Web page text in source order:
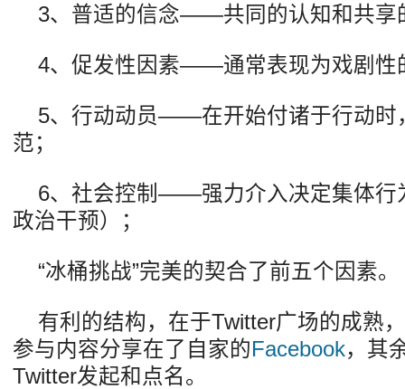
3、普适的信念——共同的认知和共享
4、促发性因素——通常表现为戏剧性
5、行动动员——在开始付诸于行动时
范；
6、社会控制——强力介入决定集体行
政治干预）；
“冰桶挑战”完美的契合了前五个因素。
有利的结构，在于Twitter广场的成熟
参与内容分享在了自家的Facebook，其
Twitter发起和点名。